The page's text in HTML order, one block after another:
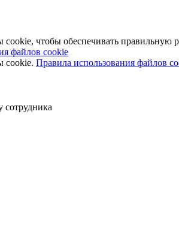
чтобы обеспечивать правильную
файлов cookie
cookie. Правила использования файлов